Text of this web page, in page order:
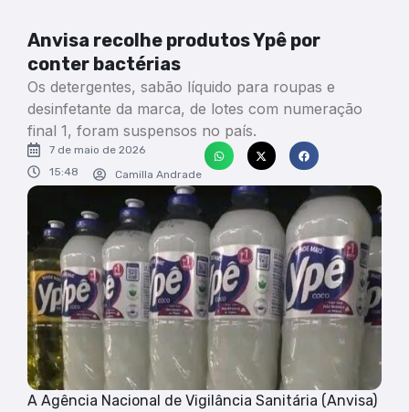
Anvisa recolhe produtos Ypê por
conter bactérias
Os detergentes, sabão líquido para roupas e
desinfetante da marca, de lotes com numeração
final 1, foram suspensos no país.
7 de maio de 2026
15:48
Camilla Andrade
A Agência Nacional de Vigilância Sanitária (Anvisa)